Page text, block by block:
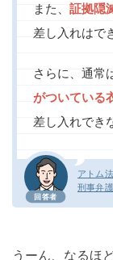
回答者
アトム
刑事弁
また、 証拠隠
差し入れはで
さらに、通常
がついている
差し入れでき
うーん、なるほど